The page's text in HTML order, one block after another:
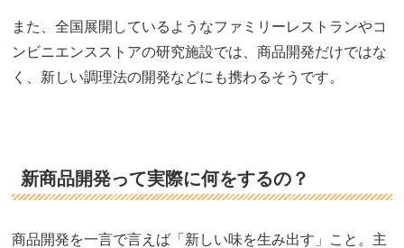
また、全国展開しているようなファミリーレストランやコ
ンビニエンスストアの研究施設では、商品開発だけではな
く、新しい調理法の開発などにも携わるそうです。
新商品開発って実際に何をするの？
商品開発を一言で言えば「新しい味を生み出す」こと。主